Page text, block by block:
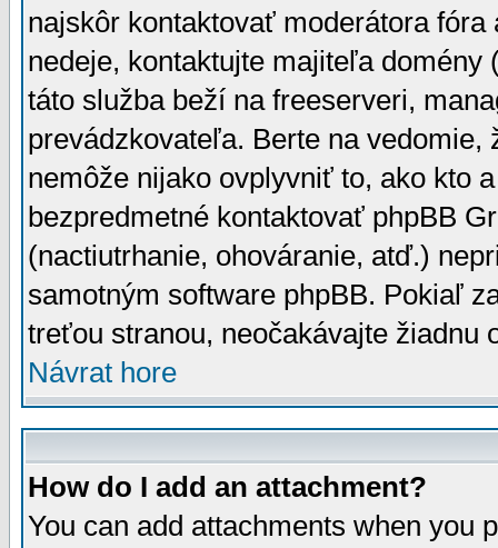
najskôr kontaktovať moderátora
nedeje, kontaktujte majiteľa
táto služba beží na freeserveri,
prevádzkovateľa. Berte na vedomie,
nemôže nijako ovplyvniť to, ako kto
bezpredmetné kontaktovať phpBB
(nactiutrhanie, ohováranie, atď.)
samotným software phpBB. Pokiaľ
treťou stranou, neočakávajte žiadnu
Návrat hore
How do I add an attachment?
You can add attachments when you